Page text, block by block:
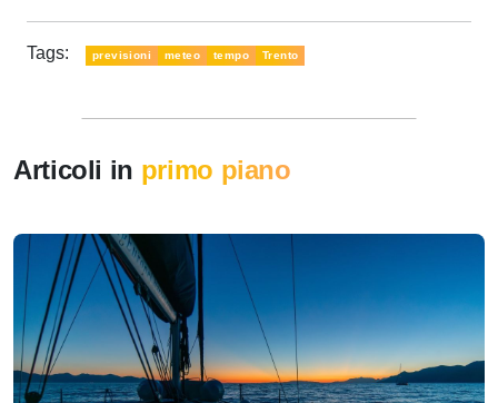
Tags: previsioni meteo tempo Trento
Articoli in primo piano